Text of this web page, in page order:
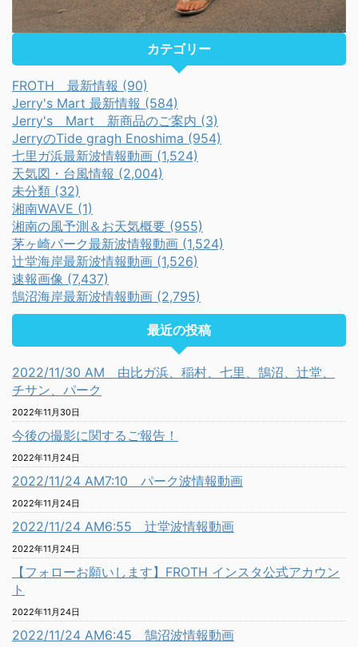
カテゴリー
FROTH 最新情報 (90)
Jerry's Mart 最新情報 (584)
Jerry's Mart 新商品のご案内 (3)
JerryのTide gragh Enoshima (954)
七里ガ浜最新波情報動画 (1,524)
天気図・台風情報 (2,004)
未分類 (32)
湘南WAVE (1)
湘南の風予測＆お天気概要 (955)
茅ヶ崎パーク最新波情報動画 (1,524)
辻堂海岸最新波情報動画 (1,526)
速報画像 (7,437)
鵠沼海岸最新波情報動画 (2,795)
最近の投稿
2022/11/30 AM 由比ガ浜、稲村、七里、鵠沼、辻堂、
チサン、パーク
2022年11月30日
今後の撮影に関するご報告！
2022年11月24日
2022/11/24 AM7:10 パーク波情報動画
2022年11月24日
2022/11/24 AM6:55 辻堂波情報動画
2022年11月24日
【フォローお願いします】FROTH インスタ公式アカウン
ト
2022年11月24日
2022/11/24 AM6:45 鵠沼波情報動画